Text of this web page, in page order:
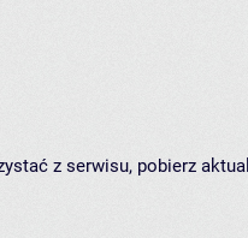
z serwisu, pobierz